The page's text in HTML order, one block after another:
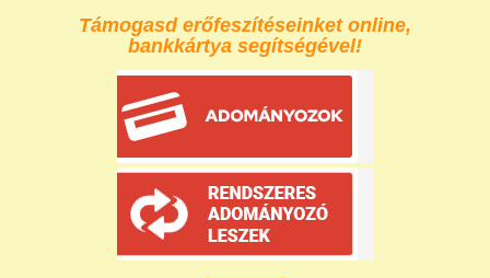
Támogasd erőfeszítéseinket online,
bankkártya segítségével!